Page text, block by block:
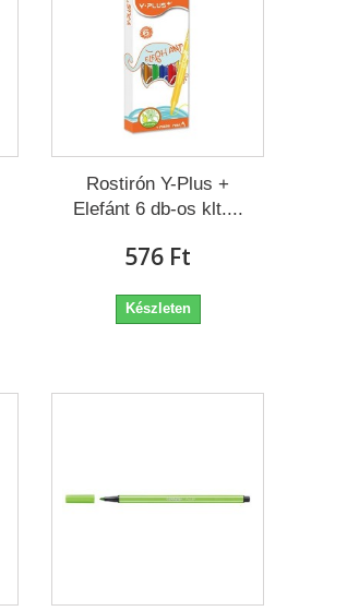
Rostirón Y-Plus +
Elefánt 6 db-os klt....
576 Ft‎
Készleten